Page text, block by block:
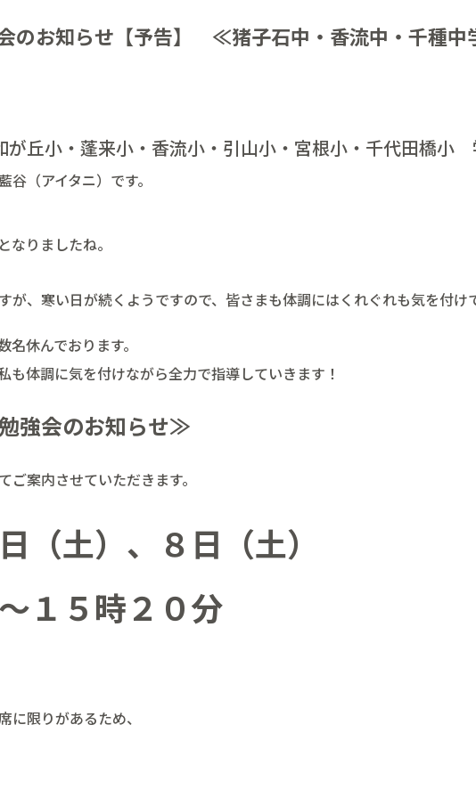
のお知らせ【予告】 ≪猪子石中・香流中・千種
が丘小・蓬来小・香流小・引山小・宮根小・千代田橋
（アイタニ）です。
りましたね。
、寒い日が続くようですので、皆さまも体調にはくれぐれも気を付け
休んでおります。
体調に気を付けながら全力で指導していきます！
強会のお知らせ≫
ご案内させていただきます。
土）、８日（土）
５時２０分
限りがあるため、